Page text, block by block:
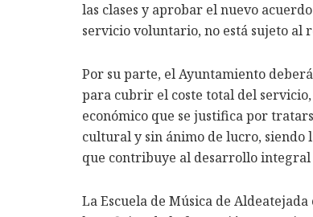
las clases y aprobar el nuevo
servicio voluntario, no está sujeto al
Por su parte, el Ayuntamiento
para cubrir el coste total del
económico que se justifica por
cultural y sin ánimo de lucro,
que contribuye al desarrollo integral
La Escuela de Música de